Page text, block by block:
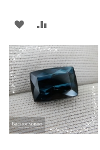
В
ИЗБРАННОЕ
СРАВНЕНИЮ